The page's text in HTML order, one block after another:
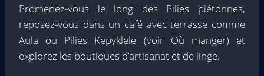
Promenez-vous le long des Pilies piétonnes,
reposez-vous dans un café avec terrasse comme
Aula ou Pilies Kepyklele (voir Où manger) et
explorez les boutiques d’artisanat et de linge.